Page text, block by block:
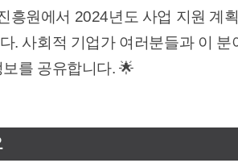
흥원에서 2024년도 사업 지원 계
. 사회적 기업가 여러분들과 이
를 공유합니다. 🌟